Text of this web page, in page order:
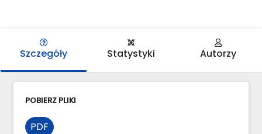
Szczegóły Statystyki Autorzy
POBIERZ PLIKI
PDF